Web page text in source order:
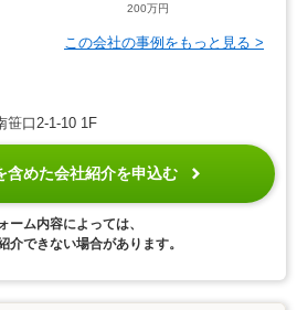
200万円
この会社の事例をもっと見る >
笹口2-1-10 1F
含めた会社紹介を申込む
ーム内容によっては、
介できない場合があります。